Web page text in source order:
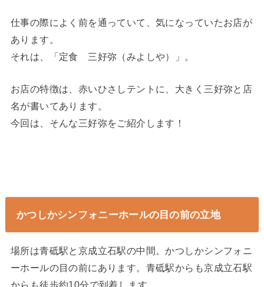
仕事の際によく前を通っていて、気になっていたお店が
あります。
それは、「定食 三好弥（みよしや）」。
お店の特徴は、赤いひさしテントに、大きく三好弥と店
名が書いてあります。
今回は、そんな三好弥をご紹介します！
かつしかシンフォニーホールの目の前の立地
場所は青砥駅と京成立石駅の中間。かつしかシンフォニ
ーホールの目の前にあります。青砥駅からも京成立石駅
からも徒歩約10分で到着します。